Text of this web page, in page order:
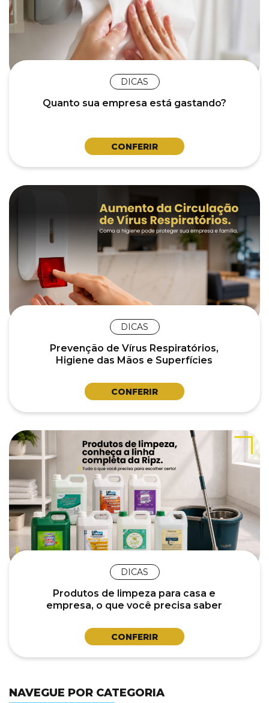
DICAS
Quanto sua empresa está gastando?
CONFERIR
DICAS
Prevenção de Vírus Respiratórios,
Higiene das Mãos e Superfícies
CONFERIR
DICAS
Produtos de limpeza para casa e
empresa, o que você precisa saber
CONFERIR
NAVEGUE POR CATEGORIA